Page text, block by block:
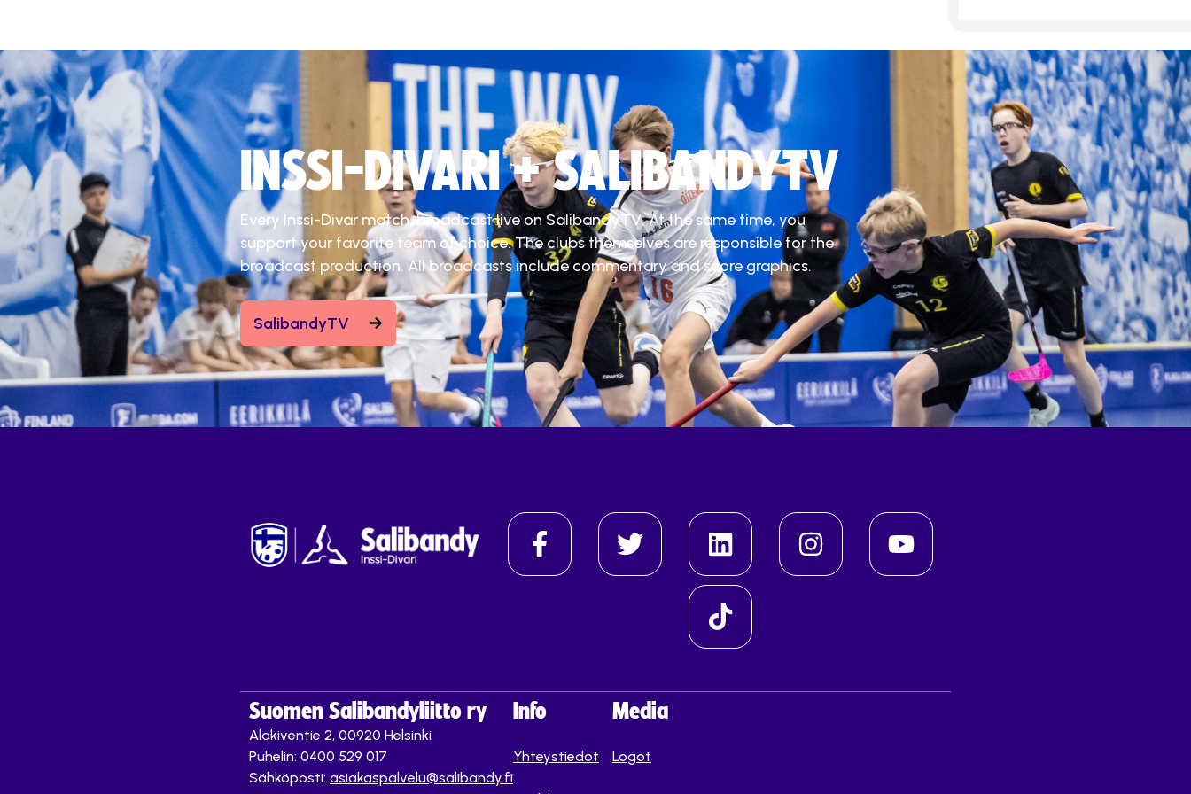
INSSI-DIVARI + SALIBANDYTV
Every Inssi-Divar match, broadcast live on SalibandyTV. At the same time, you
support your favorite team of choice. The clubs themselves are responsible for the
broadcast production. All broadcasts include commentary and score graphics.
SalibandyTV
Suomen Salibandyliitto ry
Alakiventie 2, 00920 Helsinki
Puhelin: 0400 529 017
Sähköposti: asiakaspalvelu@salibandy.fi
Info
Yhteystiedot
Media
Logot